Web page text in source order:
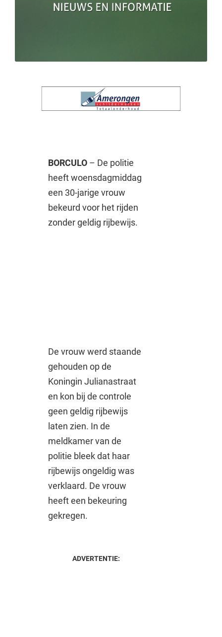
BORCULO – De politie
heeft woensdagmiddag
een 30-jarige vrouw
bekeurd voor het rijden
zonder geldig rijbewijs.
De vrouw werd staande
gehouden op de
Koningin Julianastraat
en kon bij de controle
geen geldig rijbewijs
laten zien. In de
meldkamer van de
politie bleek dat haar
rijbewijs ongeldig was
verklaard. De vrouw
heeft een bekeuring
gekregen.
ADVERTENTIE: